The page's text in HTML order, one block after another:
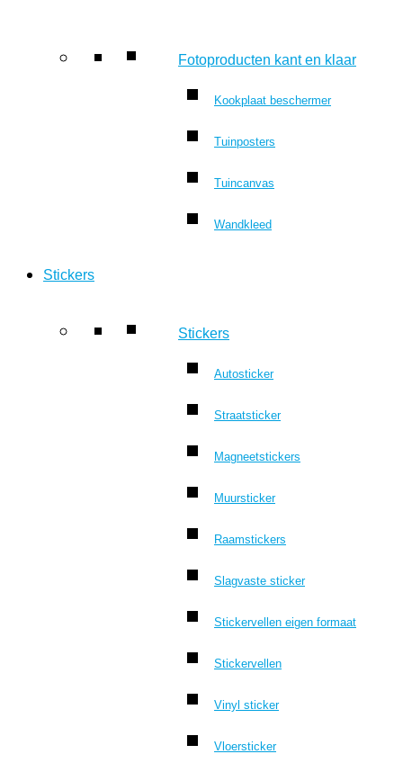
Fotoproducten kant en klaar
Kookplaat beschermer
Tuinposters
Tuincanvas
Wandkleed
Stickers
Stickers
Autosticker
Straatsticker
Magneetstickers
Muursticker
Raamstickers
Slagvaste sticker
Stickervellen eigen formaat
Stickervellen
Vinyl sticker
Vloersticker